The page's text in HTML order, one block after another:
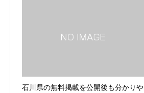
石川県の無料掲載を公開後も分かりや